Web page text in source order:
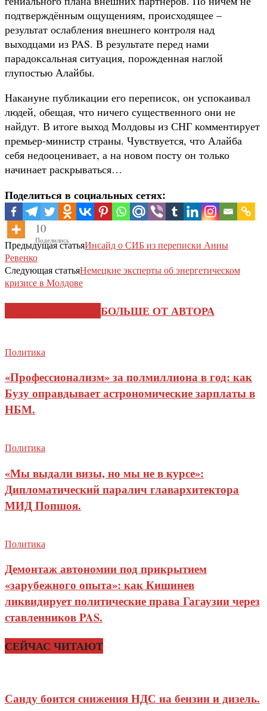
подтверждённым ощущениям, происходящее –
результат ослабления внешнего контроля над
выходцами из PAS. В результате перед нами
парадоксальная ситуация, порожденная наглой
глупостью Алайбы.
Накануне публикации его переписок, он успокаивал
людей, обещая, что ничего существенного они не
найдут. В итоге выход Молдовы из СНГ комментирует
премьер-министр страны. Чувствуется, что Алайба
себя недооценивает, а на новом посту он только
начинает раскрываться…
Поделиться в социальных сетях:
10
Поделились
Предыдущая статьяИнсайд о СИБ из переписки Анны
Ревенко
Следующая статьяНемецкие эксперты об энергетическом
кризисе в Молдове
БОЛЬШЕ ОТ АВТОРА
Политика
«Профессионализм» за полмиллиона в год: как
Бузу оправдывает астрономические зарплаты в
НБМ.
Политика
«Мы выдали визы, но мы не в курсе»:
Дипломатический паралич главархитектора
МИД Попшоя.
Политика
Демонтаж автономии под прикрытием
«зарубежного опыта»: как Кишинев
ликвидирует политические права Гагаузии через
ставленников PAS.
СЕЙЧАС ЧИТАЮТ
Санду боится снижения НДС на бензин и дизель.